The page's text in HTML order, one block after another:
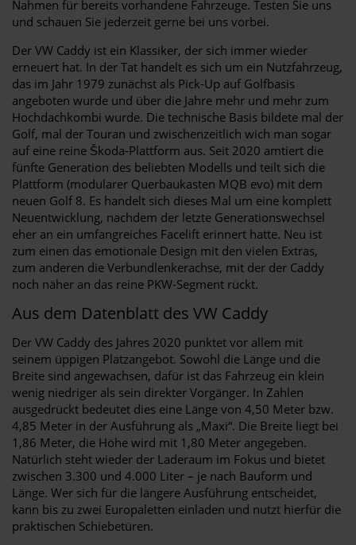
Nahmen für bereits vorhandene Fahrzeuge. Testen Sie uns
und schauen Sie jederzeit gerne bei uns vorbei.
Der VW Caddy ist ein Klassiker, der sich immer wieder
erneuert hat. In der Tat handelt es sich um ein Nutzfahrzeug,
das im Jahr 1979 zunächst als Pick-Up auf Golfbasis
angeboten wurde und über die Jahre mehr und mehr zum
Hochdachkombi wurde. Die technische Basis bildete mal der
Golf, mal der Touran und zwischenzeitlich wich man sogar
auf eine reine Škoda-Plattform aus. Seit 2020 amtiert die
fünfte Generation des beliebten Modells und teilt sich die
Plattform (modularer Querbaukasten MQB evo) mit dem
neuen Golf 8. Es handelt sich dieses Mal um eine komplett
Neuentwicklung, nachdem der letzte Generationswechsel
eher an ein umfangreiches Facelift erinnert hatte. Neu ist
zum einen das emotionale Design mit den vielen Extras,
zum anderen die Verbundlenkerachse, mit der der Caddy
noch näher an das reine PKW-Segment rückt.
Aus dem Datenblatt des VW Caddy
Der VW Caddy des Jahres 2020 punktet vor allem mit
seinem üppigen Platzangebot. Sowohl die Länge und die
Breite sind angewachsen, dafür ist das Fahrzeug ein klein
wenig niedriger als sein direkter Vorgänger. In Zahlen
ausgedrückt bedeutet dies eine Länge von 4,50 Meter bzw.
4,85 Meter in der Ausführung als „Maxi“. Die Breite liegt bei
1,86 Meter, die Höhe wird mit 1,80 Meter angegeben.
Natürlich steht wieder der Laderaum im Fokus und bietet
zwischen 3.300 und 4.000 Liter – je nach Bauform und
Länge. Wer sich für die längere Ausführung entscheidet,
kann bis zu zwei Europaletten einladen und nutzt hierfür die
praktischen Schiebetüren.